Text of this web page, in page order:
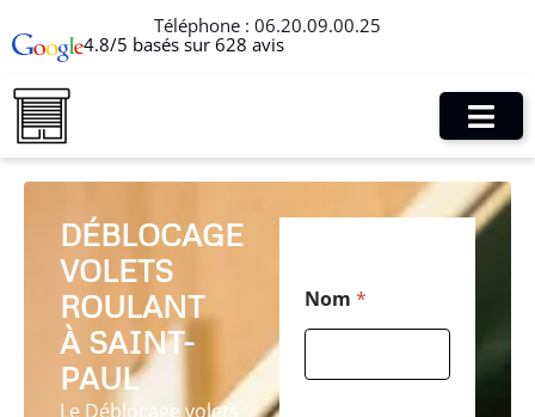
Téléphone : 06.20.09.00.25
4.8/5 basés sur 628 avis
DÉBLOCAGE
VOLETS
ROULANT
À SAINT-
PAUL
Le Déblocage volets
Nom *